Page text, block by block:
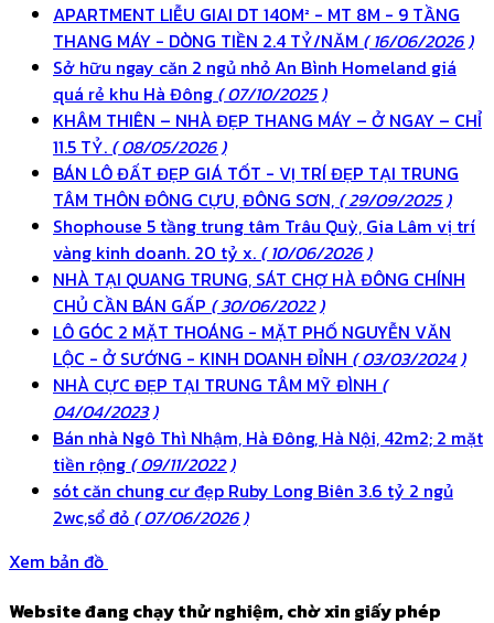
APARTMENT LIỄU GIAI DT 140M² - MT 8M - 9 TẦNG
THANG MÁY - DÒNG TIỀN 2.4 TỶ/NĂM ( 16/06/2026 )
Sở hữu ngay căn 2 ngủ nhỏ An Bình Homeland giá
quá rẻ khu Hà Đông ( 07/10/2025 )
KHÂM THIÊN – NHÀ ĐẸP THANG MÁY – Ở NGAY – CHỈ
11.5 TỶ. ( 08/05/2026 )
BÁN LÔ ĐẤT ĐẸP GIÁ TỐT - VỊ TRÍ ĐẸP TẠI TRUNG
TÂM THÔN ĐÔNG CỰU, ĐÔNG SƠN, ( 29/09/2025 )
Shophouse 5 tầng trung tâm Trâu Quỳ, Gia Lâm vị trí
vàng kinh doanh. 20 tỷ x. ( 10/06/2026 )
NHÀ TẠI QUANG TRUNG, SÁT CHỢ HÀ ĐÔNG CHÍNH
CHỦ CẦN BÁN GẤP ( 30/06/2022 )
LÔ GÓC 2 MẶT THOÁNG - MẶT PHỐ NGUYỄN VĂN
LỘC - Ở SƯỚNG - KINH DOANH ĐỈNH ( 03/03/2024 )
NHÀ CỰC ĐẸP TẠI TRUNG TÂM MỸ ĐÌNH (
04/04/2023 )
Bán nhà Ngô Thì Nhậm, Hà Đông, Hà Nội, 42m2; 2 mặt
tiền rộng ( 09/11/2022 )
sót căn chung cư đẹp Ruby Long Biên 3.6 tỷ 2 ngủ
2wc,sổ đỏ ( 07/06/2026 )
Xem bản đồ
Website đang chạy thử nghiệm, chờ xin giấy phép